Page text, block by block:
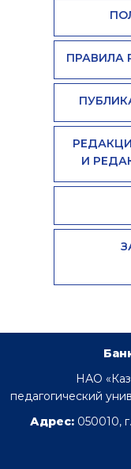
ПРАВИЛА
И
НАО
педагогический
Адрес: 050010,